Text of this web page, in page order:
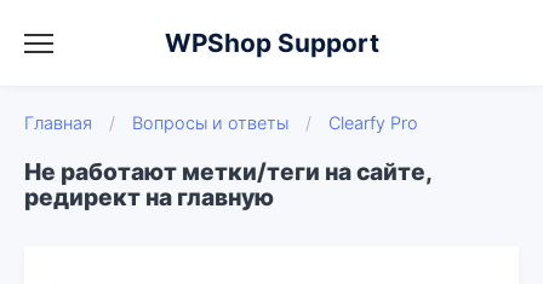
WPShop Support
Главная / Вопросы и ответы / Clearfy Pro
Не работают метки/теги на сайте,
редирект на главную